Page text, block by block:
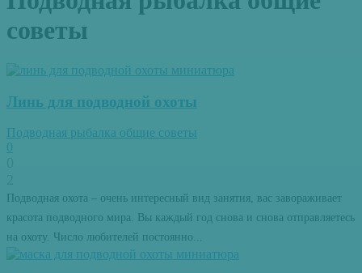
советы
Линь для подводной охоты
Подводная рыбалка общие советы
0
Подводная охота – очень интересный вид занятия, вас завораживает
красота подводного мира. Вы каждый год снова и снова отправляетесь
на охоту. Число любителей постоянно...